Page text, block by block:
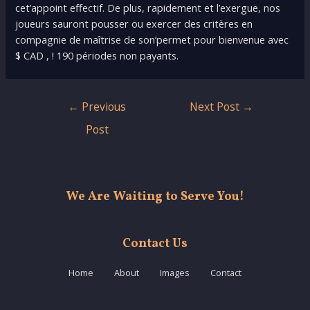
cet’appoint effectif. De plus, rapidement et l’exergue, nos
joueurs sauront pousser ou exercer des critères en
compagnie de maîtrise de son’permet pour bienvenue avec
$ CAD , ! 190 périodes non payants.
← Previous
Post
Next Post →
We Are Waiting to Serve You!
Contact Us
Home About Images Contact